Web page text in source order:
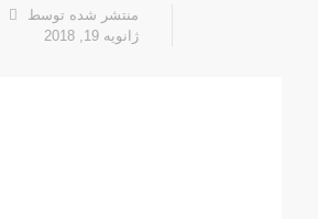
منتشر شده توسط
ژانویه 19, 2018